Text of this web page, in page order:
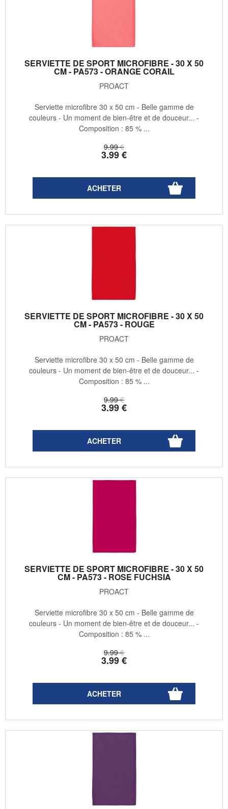
SERVIETTE DE SPORT MICROFIBRE - 30 X 50
CM - PA573 - ORANGE CORAIL
PROACT
9.99 €
3.99€
Serviette microfibre 30 x 50 cm - Belle gamme de
couleurs - Un moment de bien-être et de douceur... -
Composition : 85 % ...
SERVIETTE DE SPORT MICROFIBRE - 30 X 50
CM - PA573 - ROUGE
PROACT
9.99 €
3.99€
Serviette microfibre 30 x 50 cm - Belle gamme de
couleurs - Un moment de bien-être et de douceur... -
Composition : 85 % ...
SERVIETTE DE SPORT MICROFIBRE - 30 X 50
CM - PA573 - ROSE FUCHSIA
PROACT
9.99 €
3.99€
Serviette microfibre 30 x 50 cm - Belle gamme de
couleurs - Un moment de bien-être et de douceur... -
Composition : 85 % ...